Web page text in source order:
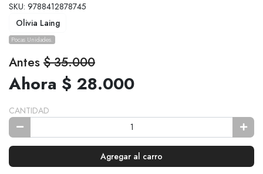
SKU: 9788412878745
Olivia Laing
Pocas Unidades.
Antes $ 35.000
Ahora $ 28.000
CANTIDAD
Agregar al carro